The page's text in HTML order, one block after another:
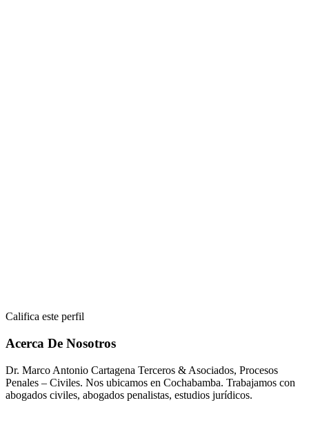
Califica este perfil
Acerca De Nosotros
Dr. Marco Antonio Cartagena Terceros & Asociados, Procesos
Penales – Civiles. Nos ubicamos en Cochabamba. Trabajamos con
abogados civiles, abogados penalistas, estudios jurídicos.